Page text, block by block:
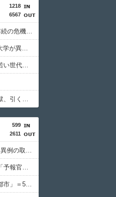
1218
6567
「うるさい」で消える？夏の風物詩”盆踊り”存続の危機 会場数は20年で半減 騒音対策で”サイレント盆ダンス”も
【早稲田】”無銭飲食”複数の早大生が関与か 大学が異例の注意喚起
「外国人受け入れ反対」大幅増 東大調査、若い世代で多く
中道改革連合の埋もれた存在感 「進むも地獄、引くも地獄」3党合流で浮上できるのか⋯有楽町駅前に数百人の支持者ら
599
2611
韓国で船積みの精製油3万トンがロシア行き…異例の取引 ロイター報道
韓国気象庁が天気予報を外しまくり、主要紙「予報官らの資質問題」と酷評
【韓国】ソウル 世界の若者に「最も人気な都市」＝5年連続1位